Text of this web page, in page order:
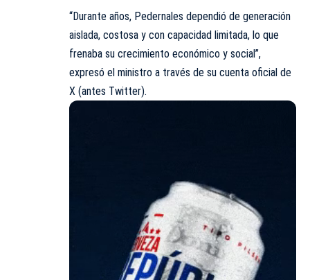
“Durante años, Pedernales dependió de generación
aislada, costosa y con capacidad limitada, lo que
frenaba su crecimiento económico y social”,
expresó el ministro a través de su cuenta oficial de
X (antes Twitter).